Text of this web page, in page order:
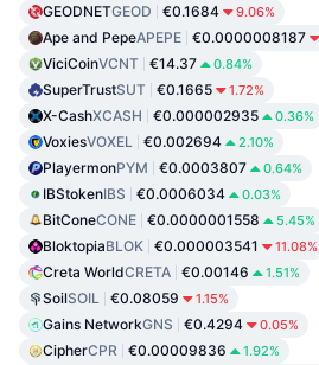
GEODNETGEOD €0.1684 9.06%
Ape and PepeAPEPE €0.0000008187
ViciCoinVCNT €14.37 0.84%
SuperTrustSUT €0.1665 1.72%
X-CashXCASH €0.000002935 0.36%
VoxiesVOXEL €0.002694 2.10%
PlayermonPYM €0.0003807 0.64%
IBStokenIBS €0.0006034 0.03%
BitConeCONE €0.0000001558 5.45%
BloktopiaBLOK €0.000003541 11.08%
Creta WorldCRETA €0.00146 1.51%
SoilSOIL €0.08059 1.15%
Gains NetworkGNS €0.4294 0.05%
CipherCPR €0.00009836 1.92%